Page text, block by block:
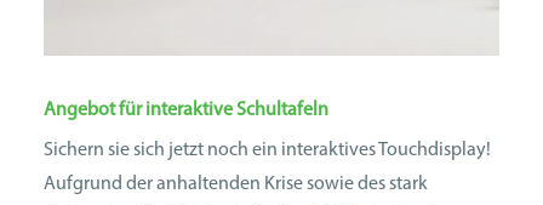
Angebot für interaktive Schultafeln
Sichern sie sich jetzt noch ein interaktives Touchdisplay!
Aufgrund der anhaltenden Krise sowie des stark